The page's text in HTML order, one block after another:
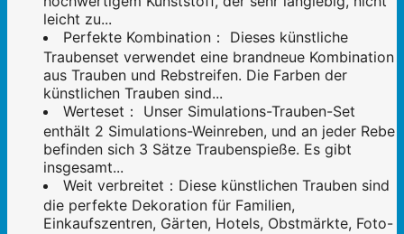
leicht zu...
Perfekte Kombination： Dieses künstliche
Traubenset verwendet eine brandneue Kombination
aus Trauben und Rebstreifen. Die Farben der
künstlichen Trauben sind...
Werteset： Unser Simulations-Trauben-Set
enthält 2 Simulations-Weinreben, und an jeder Rebe
befinden sich 3 Sätze Traubenspieße. Es gibt
insgesamt...
Weit verbreitet：Diese künstlichen Trauben sind
die perfekte Dekoration für Familien,
Einkaufszentren, Gärten, Hotels, Obstmärkte, Foto-